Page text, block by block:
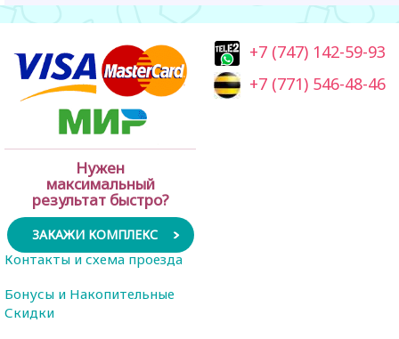
Нужен
максимальный
результат быстро?
ЗАКАЖИ КОМПЛЕКС
+7 (747) 142-59-93
+7 (771) 546-48-46
Контакты и схема проезда
Бонусы и Накопительные
Скидки